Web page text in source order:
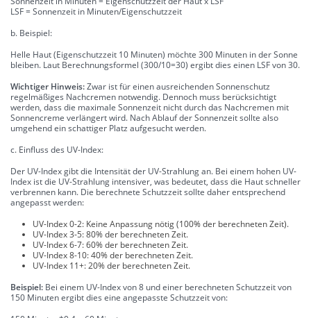
LSF = Sonnenzeit in Minuten/Eigenschutzzeit
b. Beispiel:
Helle Haut (Eigenschutzzeit 10 Minuten) möchte 300 Minuten in der Sonne
bleiben. Laut Berechnungsformel (300/10=30) ergibt dies einen LSF von 30.
Wichtiger Hinweis:Zwar ist für einen ausreichenden Sonnenschutz
regelmäßiges Nachcremen notwendig. Dennoch muss berücksichtigt
werden, dass die maximale Sonnenzeit nicht durch das Nachcremen mit
Sonnencreme verlängert wird. Nach Ablauf der Sonnenzeit sollte also
umgehend ein schattiger Platz aufgesucht werden.
c. Einfluss des UV-Index:
Der UV-Index gibt die Intensität der UV-Strahlung an. Bei einem hohen UV-
Index ist die UV-Strahlung intensiver, was bedeutet, dass die Haut schneller
verbrennen kann. Die berechnete Schutzzeit sollte daher entsprechend
angepasst werden:
UV-Index 0-2: Keine Anpassung nötig (100% der berechneten Zeit).
UV-Index 3-5: 80% der berechneten Zeit.
UV-Index 6-7: 60% der berechneten Zeit.
UV-Index 8-10: 40% der berechneten Zeit.
UV-Index 11+: 20% der berechneten Zeit.
Beispiel: Bei einem UV-Index von 8 und einer berechneten Schutzzeit von
150 Minuten ergibt dies eine angepasste Schutzzeit von: